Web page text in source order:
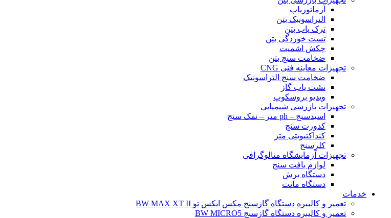
آرماتوریاب
التراسونیک بتن
ترک یاب بتن
تست خوردگی بتن
چکش اشمیت
ضخامت سنج بتن
تجهیزات معاینه فنی CNG
ضخامت سنج التراسونیک
نشت یاب گاز
ویدیو بروسکوپ
تجهیزات بازرسی شیمیایی
اسیدسنج – ph متر – نمک سنج
کدورت سنج
کنداکتیویتی متر
کلرسنج
تجهیزات آزمایشگاه متالوگرافی
لوازم بافت سنج
دستگاه برش
دستگاه مانت
خدمات
تعمیر و کالیبره دستگاه گازسنج مکس ایکس تو BW MAX XT II
تعمیر و کالیبره دستگاه گازسنج BW MICRO5